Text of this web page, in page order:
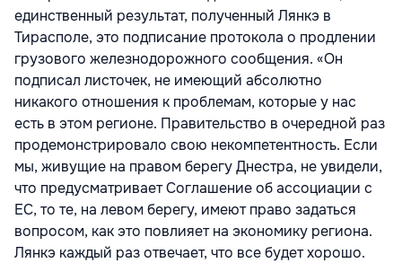
единственный результат, полученный Лянкэ в
Тирасполе, это подписание протокола о продлении
грузового железнодорожного сообщения. «Он
подписал листочек, не имеющий абсолютно
никакого отношения к проблемам, которые у нас
есть в этом регионе. Правительство в очередной раз
продемонстрировало свою некомпетентность. Если
мы, живущие на правом берегу Днестра, не увидели,
что предусматривает Соглашение об ассоциации с
ЕС, то те, на левом берегу, имеют право задаться
вопросом, как это повлияет на экономику региона.
Лянкэ каждый раз отвечает, что все будет хорошо.